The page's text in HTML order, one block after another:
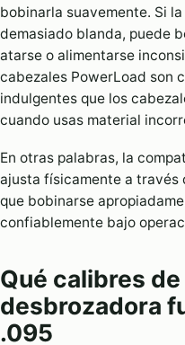
bobinarla suavemente. Si
demasiado blanda, puede
atarse o alimentarse
cabezales PowerLoad son
indulgentes que los
cuando usas material
En otras palabras, la
ajusta físicamente a través
que bobinarse
confiablemente bajo
Qué calibres
desbrozadora
.095